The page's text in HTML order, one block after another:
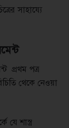
সাহায্যে
প্রথম পত্র
থেকে নেওয়া
যে শাস্ত্র